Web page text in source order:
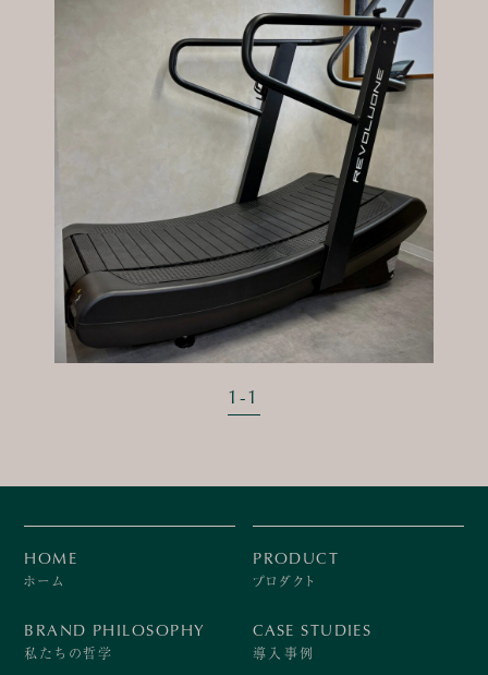
1 -1
HOME
ホーム
BRAND PHILOSOPHY
私たちの哲学
PRODUCT
プロダクト
CASE STUDIES
導入事例